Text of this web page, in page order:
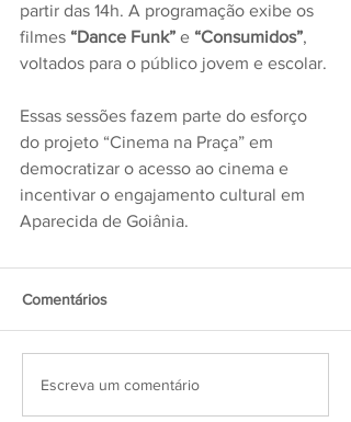
partir das 14h. A programação exibe os
filmes “Dance Funk” e “Consumidos”,
voltados para o público jovem e escolar.
Essas sessões fazem parte do esforço
do projeto “Cinema na Praça” em
democratizar o acesso ao cinema e
incentivar o engajamento cultural em
Aparecida de Goiânia.
Comentários
Escreva um comentário